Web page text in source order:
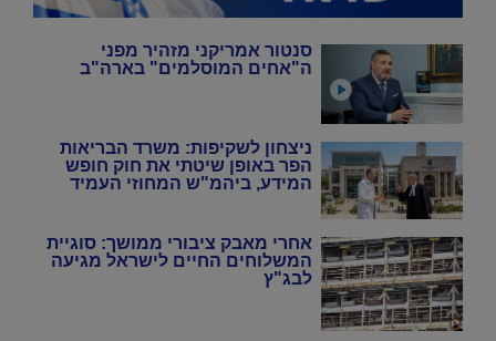
סנטור אמריקני מזהיר מפני
ה"אחים המוסלמים" בארה"ב
ניצחון לשקיפות: משרד הבריאות
הפר באופן שיטתי את חוק חופש
המידע, ביהמ"ש המחוזי העמיד
אחרי מאבק ציבורי ממושך: סוגיית
המשלוחים החיים לישראל מגיעה
לבג"ץ